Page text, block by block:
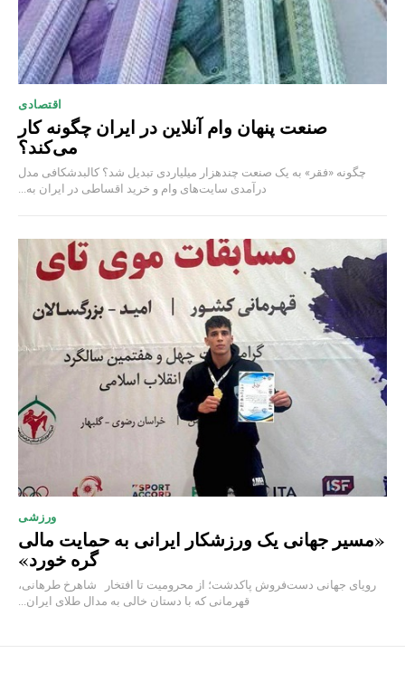
اقتصادی
صنعت پنهان وام آنلاین در ایران چگونه کار
می‌کند؟
چگونه «فقر» به یک صنعت چند‌هزار میلیاردی تبدیل شد؟ کالبدشکافی مدل
درآمدی سایت‌های وام و خرید اقساطی در ایران به...
ورزشی
«مسیر جهانی یک ورزشکار ایرانی به حمایت مالی
گره خورد»
رویای جهانی دست‌فروش پاکدشت؛ از محرومیت تا افتخار شاهرخ طرهانی،
قهرمانی که با دستان خالی به مدال طلای ایران...